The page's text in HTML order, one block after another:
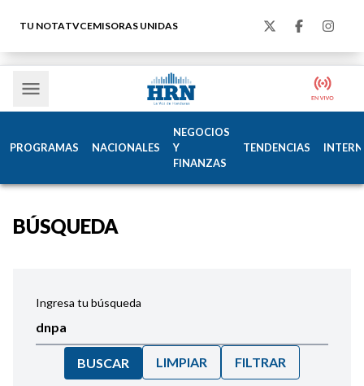
TU NOTATVCEMISORAS UNIDAS
PROGRAMAS NACIONALES
NEGOCIOS
Y
FINANZAS
TENDENCIAS
BÚSQUEDA
Ingresa tu búsqueda
BUSCAR LIMPIAR FILTRAR